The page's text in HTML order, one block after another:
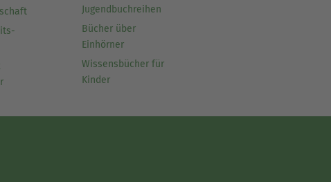
Jugendbuchreihen
Bücher über
Einhörner
Wissensbücher für
Kinder